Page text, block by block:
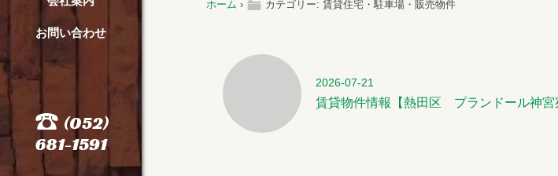
お問い合わせ
(052)
681-1591
ホーム › ë カテゴリー: 賃貸住宅・駐車場・販売物件
2026-07-21
賃貸物件情報【熱田区 プランドール神宮